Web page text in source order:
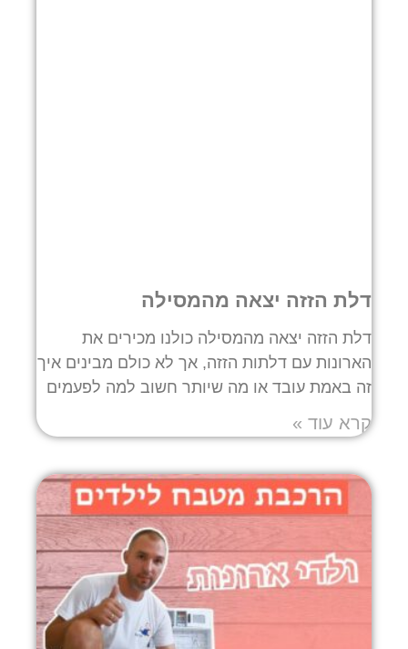
דלת הזזה יצאה מהמסילה
דלת הזזה יצאה מהמסילה כולנו מכירים את
הארונות עם דלתות הזזה, אך לא כולם מבינים איך
זה באמת עובד או מה שיותר חשוב למה לפעמים
קרא עוד »